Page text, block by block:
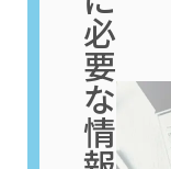
必
要
な
情